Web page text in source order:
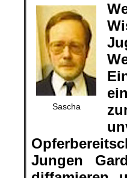
Sascha
Jungen